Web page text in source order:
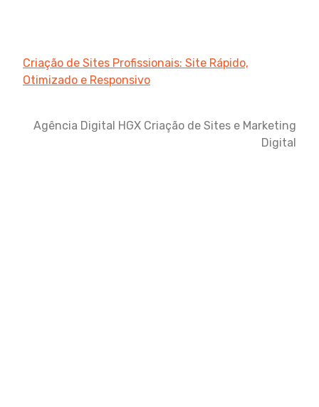
Criação de Sites Profissionais: Site Rápido,
Otimizado e Responsivo
Agência Digital HGX Criação de Sites e Marketing
Digital